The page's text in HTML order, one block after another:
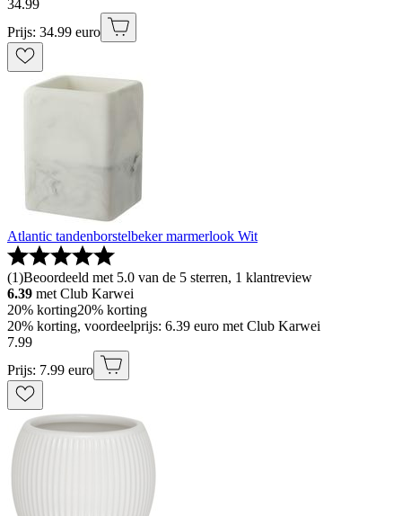
34.99
Prijs: 34.99 euro
Atlantic tandenborstelbeker marmerlook Wit
(1)Beoordeeld met 5.0 van de 5 sterren, 1 klantreview
6.39 met Club Karwei
20% korting20% korting
20% korting, voordeelprijs: 6.39 euro met Club Karwei
7.99
Prijs: 7.99 euro